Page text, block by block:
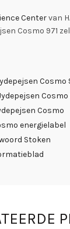
Centervan
Cosmo 971
Cosmo
Cosmo
Cosmo
energielabel
Stoken